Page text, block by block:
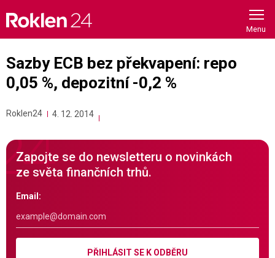
content
Sazby ECB bez překvapení: repo
0,05 %, depozitní -0,2 %
Roklen24 4. 12. 2014
Zapojte se do newsletteru o novinkách
ze světa finančních trhů.
Email:
PŘIHLÁSIT SE K ODBĚRU